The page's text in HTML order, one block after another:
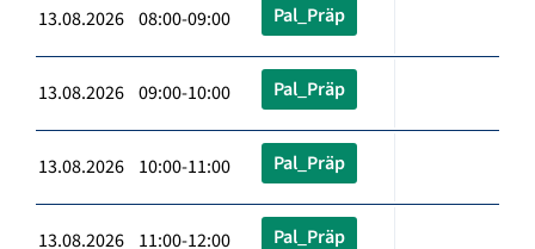
13.08.2026 08:00-09:00 Pal_Präp
13.08.2026 09:00-10:00 Pal_Präp
13.08.2026 10:00-11:00 Pal_Präp
13.08.2026 11:00-12:00 Pal_Präp